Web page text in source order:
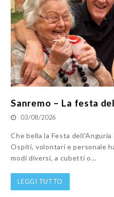
Sanremo – La festa
03/08/2026
Che bella la Festa
Ospiti, volontari e personale
modi diversi, a cubetti o…
LEGGI TUTTO